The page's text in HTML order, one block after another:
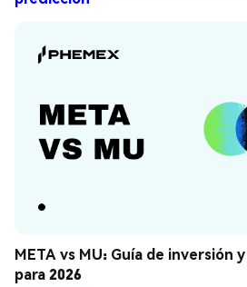
META vs MU: Guía de inversión
para 2026